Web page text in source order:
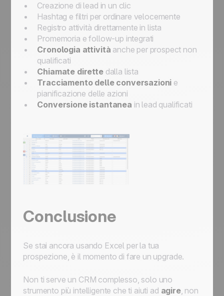
Creazione di lead in un clic
Hashtag e filtri per ordinare velocemente
Registro attività direttamente in lista
Promemoria e follow-up integrati
Cronologia attività anche per prospect non
qualificati
Chiamate direttedalla lista
Tracciamento delle conversazioni e
pianificazione delle azioni
Conversione istantanea in lead qualificati
Conclusione
Se stai ancora usando Excel per la tua
prospezione, è il momento di fare un upgrade.
Non ti serve un CRM complesso, solo uno
strumento più intelligente che ti aiuti ad agire, non